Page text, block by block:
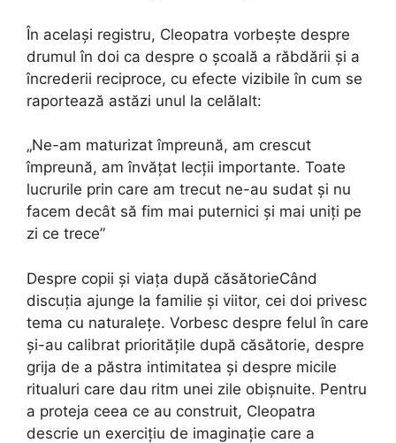
În același registru, Cleopatra vorbește despre
drumul în doi ca despre o școală a răbdării și a
încrederii reciproce, cu efecte vizibile în cum se
raportează astăzi unul la celălalt:
„Ne-am maturizat împreună, am crescut
împreună, am învățat lecții importante. Toate
lucrurile prin care am trecut ne-au sudat și nu
facem decât să fim mai puternici și mai uniți pe
zi ce trece”
Despre copii și viața după căsătorieCând
discuția ajunge la familie și viitor, cei doi privesc
tema cu naturalețe. Vorbesc despre felul în care
și-au calibrat prioritățile după căsătorie, despre
grija de a păstra intimitatea și despre micile
ritualuri care dau ritm unei zile obișnuite. Pentru
a proteja ceea ce au construit, Cleopatra
descrie un exercițiu de imaginație care a